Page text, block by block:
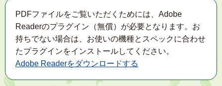
PDFファイルをご覧いただくためには、Adobe
Readerのプラグイン（無償）が必要となります。お
持ちでない場合は、お使いの機種とスペックに合わせ
たプラグインをインストールしてください。
Adobe Readerをダウンロードする